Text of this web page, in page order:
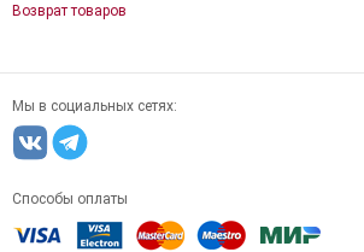
Возврат товаров
Мы в социальных сетях:
Способы оплаты